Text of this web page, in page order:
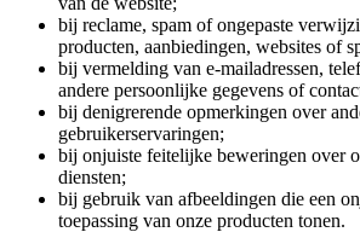
bij reclame, spam of ongepaste
producten, aanbiedingen, websites of
bij vermelding van e-mailadressen,
andere persoonlijke gegevens of
bij denigrerende opmerkingen over
gebruikerservaringen;
bij onjuiste feitelijke beweringen over
diensten;
bij gebruik van afbeeldingen die een
toepassing van onze producten tonen.